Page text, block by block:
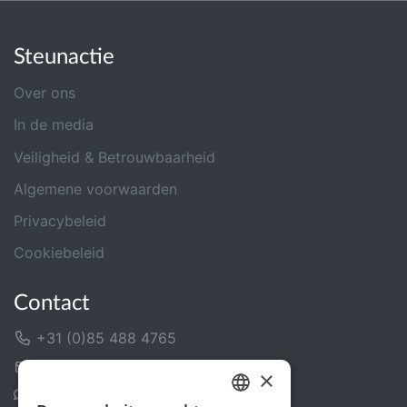
Steunactie
Over ons
In de media
Veiligheid & Betrouwbaarheid
Algemene voorwaarden
Privacybeleid
Cookiebeleid
Contact
+31 (0)85 488 4765
×